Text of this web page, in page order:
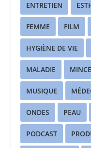
ENTRETIEN
FEMME FILM
HYGIÈNE DE VIE
MALADIE
MUSIQUE
ONDES PEAU
PODCAST